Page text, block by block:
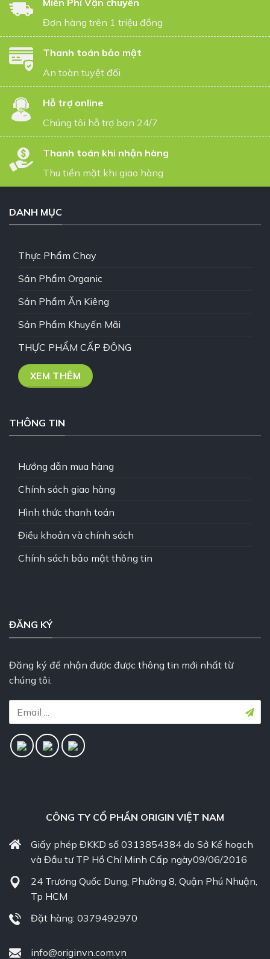
Đơn hàng trên 1 triệu đồng
Thanh toán bảo mật
An toàn tuyệt đối
Hỗ trợ online
Chúng tôi hỗ trợ bạn 24/7
Thanh toán khi nhận hàng
Thu tiền mặt khi giao hàng
DANH MỤC
Thực Phẩm Chay
Sản Phẩm Organic
Sản Phẩm Ăn Kiêng
Sản Phẩm Khuyến Mãi
THỰC PHẨM CẤP ĐÔNG
XEM THÊM
THÔNG TIN
Hướng dẫn mua hàng
Chính sách giao hàng
Hình thức thanh toán
Điều khoản và chính sách
Chính sách bảo mật thông tin
ĐĂNG KÝ
Đăng ký để nhận được được thông tin mới nhất từ
chúng tôi.
CÔNG TY CỔ PHẦN ORIGIN VIỆT NAM
Giấy phép ĐKKD số 0313854384 do Sở Kế hoạch
và Đầu tư TP Hồ Chí Minh Cấp ngày09/06/2016
24 Trương Quốc Dung, Phường 8, Quận Phú Nhuận,
Tp HCM
Đặt hàng: 0379492970
info@originvn.com.vn